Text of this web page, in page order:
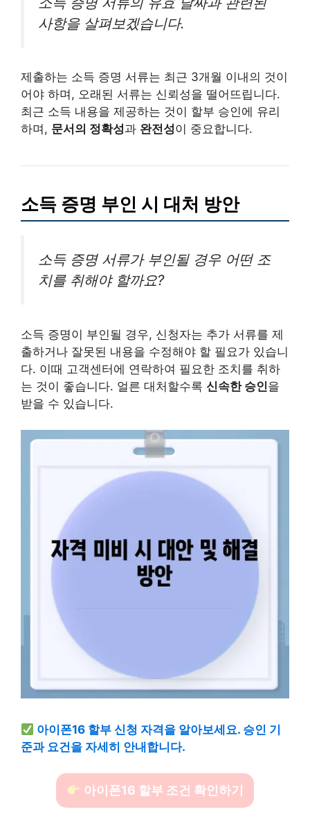
사항을 살펴보겠습니다.
제출하는 소득 증명 서류는 최근 3개월 이내의 것이
어야 하며, 오래된 서류는 신뢰성을 떨어뜨립니다.
최근 소득 내용을 제공하는 것이 할부 승인에 유리
하며, 문서의 정확성과 완전성이 중요합니다.
소득 증명 부인 시 대처 방안
소득 증명 서류가 부인될 경우 어떤 조
치를 취해야 할까요?
소득 증명이 부인될 경우, 신청자는 추가 서류를 제
출하거나 잘못된 내용을 수정해야 할 필요가 있습니
다. 이때 고객센터에 연락하여 필요한 조치를 취하
는 것이 좋습니다. 얼른 대처할수록 신속한 승인을
받을 수 있습니다.
아이폰16 할부 신청 자격을 알아보세요. 승인 기
준과 요건을 자세히 안내합니다.
아이폰16 할부 조건 확인하기